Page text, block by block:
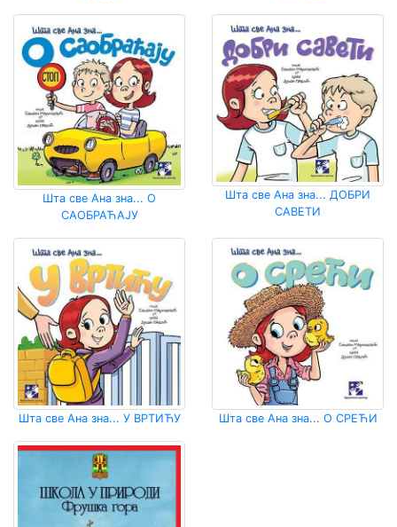
Шта све Ана зна... О
САОБРАЋАЈУ
Шта све Ана зна... ДОБРИ
САВЕТИ
Шта све Ана зна... У ВРТИЋУ Шта све Ана зна... О СРЕЋИ